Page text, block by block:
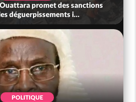
promet des sanctions
déguerpissements i...
POLITIQUE